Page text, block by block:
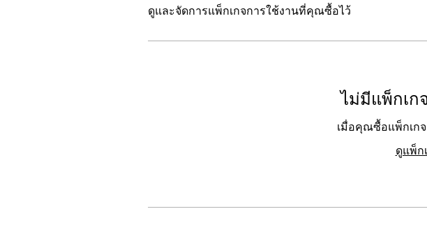
ดูและจัดการแพ็กเกจการใช้งานที่คุณซื้อไว้
ไม่มีแพ็กเก
เมื่อคุณซื้อแพ็กเก
ดูแพ็ก